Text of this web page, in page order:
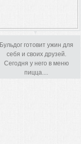
Бульдог готовит ужин для
себя и своих друзей.
Сегодня у него в меню
пицца....